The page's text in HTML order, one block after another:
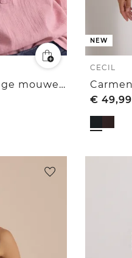
Corduroyblouse met lange mouwen en ruches
NEW
CECIL
€ 49,99